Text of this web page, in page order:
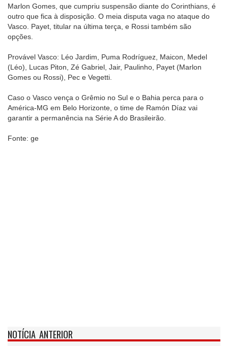
Marlon Gomes, que cumpriu suspensão diante do Corinthians, é
outro que fica à disposição. O meia disputa vaga no ataque do
Vasco. Payet, titular na última terça, e Rossi também são
opções.
Provável Vasco: Léo Jardim, Puma Rodríguez, Maicon, Medel
(Léo), Lucas Piton, Zé Gabriel, Jair, Paulinho, Payet (Marlon
Gomes ou Rossi), Pec e Vegetti.
Caso o Vasco vença o Grêmio no Sul e o Bahia perca para o
América-MG em Belo Horizonte, o time de Ramón Díaz vai
garantir a permanência na Série A do Brasileirão.
Fonte: ge
NOTÍCIA ANTERIOR